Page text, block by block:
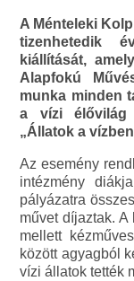
A Ménteleki
tizenhetedik
kiállítását,
Alapfokú
munka minden
a vízi élővilág
„Állatok a
Az esemény
intézmény
pályázatra
művet díjaztak.
mellett
között agyagból
vízi állatok tették